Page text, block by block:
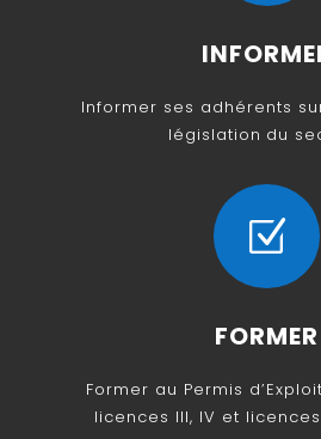
Informer ses adhérents
législation du
Z
FORMER
Former au Permis
licences III, IV et